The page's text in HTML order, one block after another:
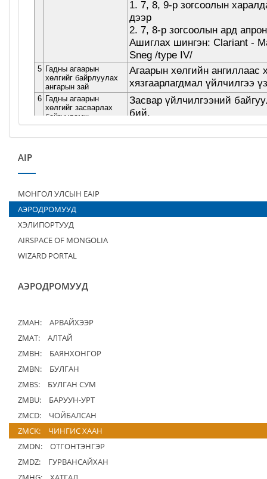
AIP
МОНГОЛ УЛСЫН EAIP
АЭРОДРОМУУД
ХЭЛИПОРТУУД
AIRSPACE OF MONGOLIA
WIZARD PORTAL
АЭРОДРОМУУД
ZMAH:
АРВАЙХЭЭР
ZMAT:
АЛТАЙ
ZMBH:
БАЯНХОНГОР
ZMBN:
БУЛГАН
ZMBS:
БУЛГАН СУМ
ZMBU:
БАРУУН-УРТ
ZMCD:
ЧОЙБАЛСАН
ZMCK:
ЧИНГИС ХААН
ZMDN:
ОТГОНТЭНГЭР
ZMDZ:
ГУРВАНСАЙХАН